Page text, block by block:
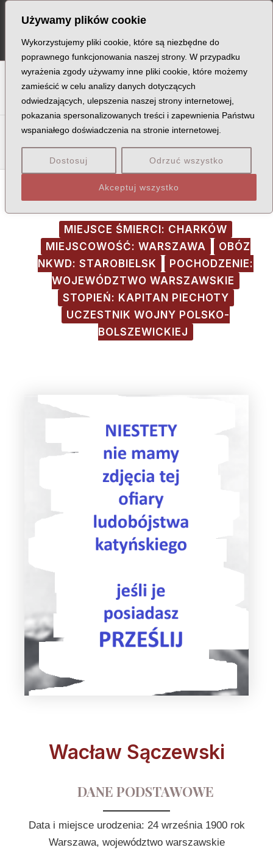
Używamy plików cookie
Wykorzystujemy pliki cookie, które są niezbędne do
poprawnego funkcjonowania naszej strony. W przypadku
wyrażenia zgody używamy inne pliki cookie, które możemy
zamieścić w celu analizy danych dotyczących
odwiedzających, ulepszenia naszej strony internetowej,
pokazania spersonalizowanych treści i zapewnienia Państwu
wspaniałego doświadczenia na stronie internetowej.
Dostosuj Odrzuć wszystko
Akceptuj wszystko
content
B C D E F G H I J K L Ł M
O P Q R S T U V W X Z
Sa Sc Se Si Sk Śl Sł Sm Sn So
Sy Sz
MIEJSCE ŚMIERCI: CHARKÓW
MIEJSCOWOŚĆ: WARSZAWA
OBÓZ
NKWD: STAROBIELSK
POCHODZENIE:
WOJEWÓDZTWO WARSZAWSKIE
STOPIEŃ: KAPITAN PIECHOTY
UCZESTNIK WOJNY POLSKO-
BOLSZEWICKIEJ
Wacław Sączewski
DANE PODSTAWOWE
Data i miejsce urodzenia: 24 września 1900 rok
Warszawa, województwo warszawskie
navigation